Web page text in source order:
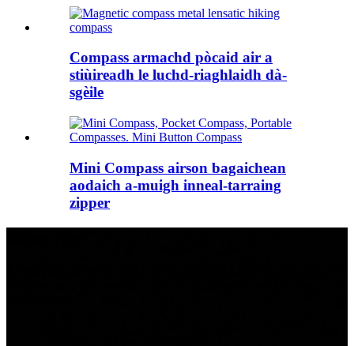
Compass armachd pòcaid air a
stiùireadh le luchd-riaghlaidh dà-
sgèile
Mini Compass airson bagaichean
aodaich a-muigh inneal-tarraing
zipper